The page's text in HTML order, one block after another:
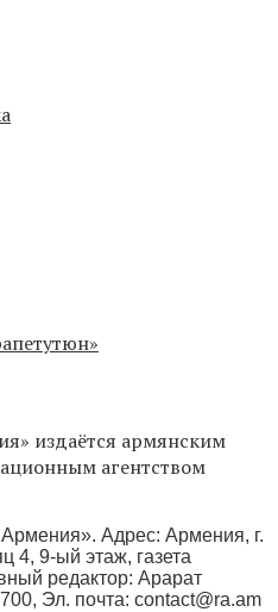
издаётся армянским
агентством
Адрес: Армения, г.
4, 9-ый этаж, газета
редактор: Арарат
Эл. почта: contact@ra.am